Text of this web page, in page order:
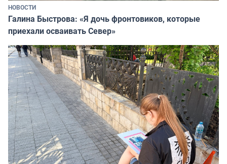
НОВОСТИ
Галина Быстрова: «Я дочь фронтовиков, которые
приехали осваивать Север»